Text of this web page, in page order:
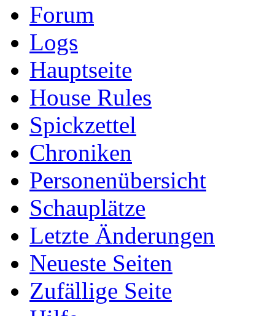
Forum
Logs
Hauptseite
House Rules
Spickzettel
Chroniken
Personenübersicht
Schauplätze
Letzte Änderungen
Neueste Seiten
Zufällige Seite